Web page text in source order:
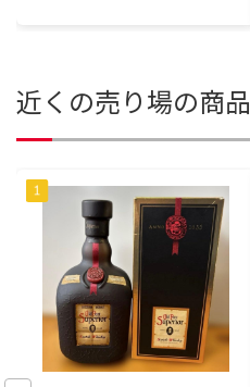
近くの売り場の商品